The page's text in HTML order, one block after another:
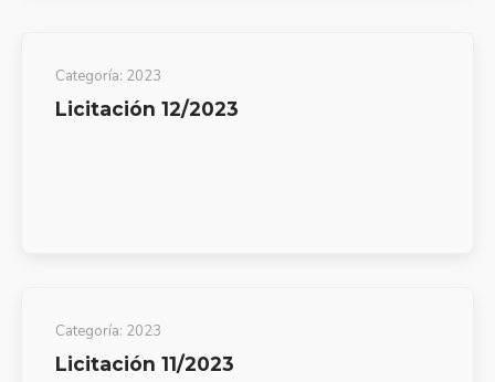
Categoría: 2023
Licitación 12/2023
Categoría: 2023
Licitación 11/2023